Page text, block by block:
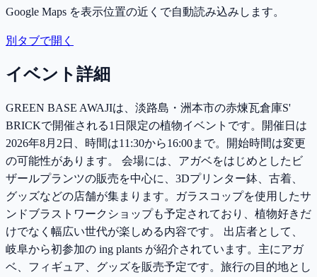
Google Maps を表示位置の近くで自動読み込みします。
別タブで開く
イベント詳細
GREEN BASE AWAJIは、淡路島・洲本市の赤煉瓦倉庫S'
BRICKで開催される1日限定の植物イベントです。開催日は
2026年8月2日、時間は11:30から16:00まで。開始時間は変更
の可能性があります。 会場には、アガベをはじめとしたビ
ザールプランツの販売を中心に、3Dプリンター鉢、古着、
グッズなどの店舗が集まります。ガラスコップを使用したサ
ンドブラストワークショップも予定されており、植物好きだ
けでなく幅広い世代が楽しめる内容です。 出店者として、
岐阜から初参加の ing plants が紹介されています。主にアガ
ベ、フィギュア、グッズを販売予定です。旅行の目的地とし